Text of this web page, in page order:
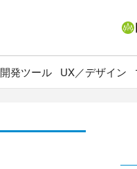
開発ツール UX／デザイン